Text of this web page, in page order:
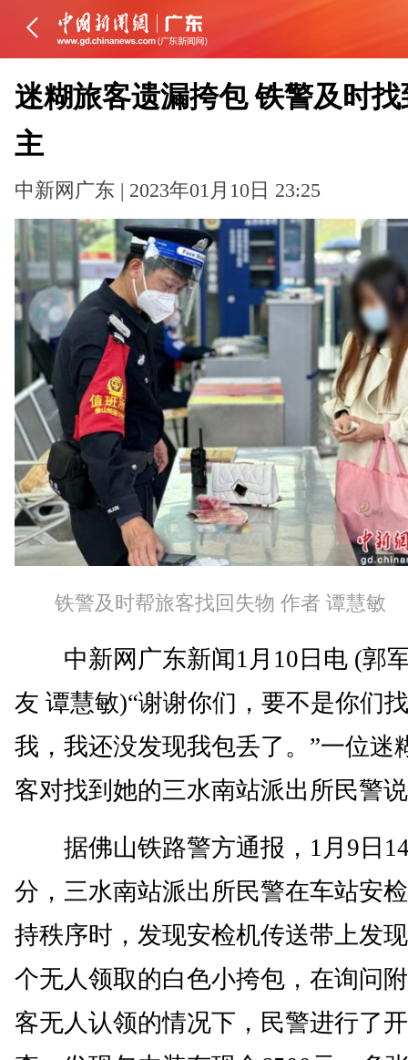
迷糊旅客遗漏挎包 铁警及时
主
中新网广东 | 2023年01月10日 23:25
铁警及时帮旅客找回失物 作者 谭慧敏
中新网广东新闻1月10日电 (郭
友 谭慧敏)“谢谢你们，要不是你们
我，我还没发现我包丢了。”一位迷
客对找到她的三水南站派出所民警
据佛山铁路警方通报，1月9日
分，三水南站派出所民警在车站安
持秩序时，发现安检机传送带上发
个无人领取的白色小挎包，在询问
客无人认领的情况下，民警进行了